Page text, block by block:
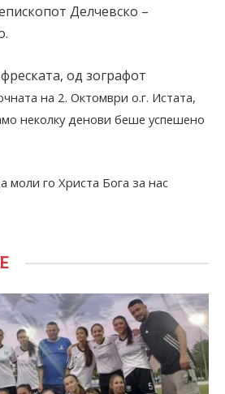
Делчевско –
од зографот
на 2. Октомври о.г. Истата,
неколку денови беше успешено
моли го Христа Бога за нас